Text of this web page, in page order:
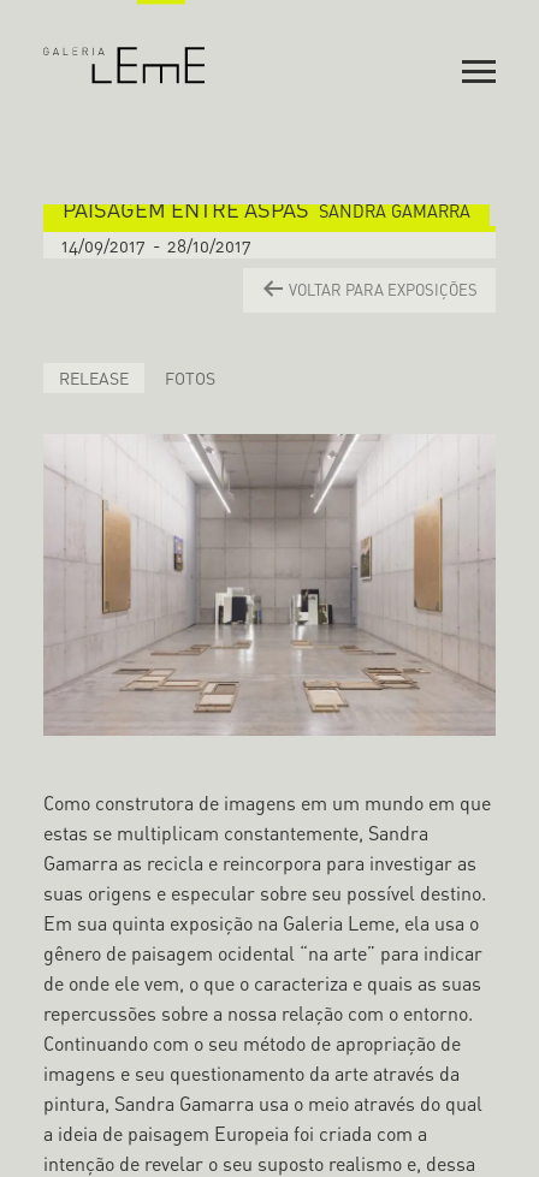
PAISAGEM ENTRE ASPAS SANDRA GAMARRA
14/09/2017 - 28/10/2017
VOLTAR PARA EXPOSIÇÕES
RELEASE FOTOS
Como construtora de imagens em um mundo em que
estas se multiplicam constantemente, Sandra
Gamarra as recicla e reincorpora para investigar as
suas origens e especular sobre seu possível destino.
Em sua quinta exposição na Galeria Leme, ela usa o
gênero de paisagem ocidental “na arte” para indicar
de onde ele vem, o que o caracteriza e quais as suas
repercussões sobre a nossa relação com o entorno.
Continuando com o seu método de apropriação de
imagens e seu questionamento da arte através da
pintura, Sandra Gamarra usa o meio através do qual
a ideia de paisagem Europeia foi criada com a
intenção de revelar o seu suposto realismo e, dessa